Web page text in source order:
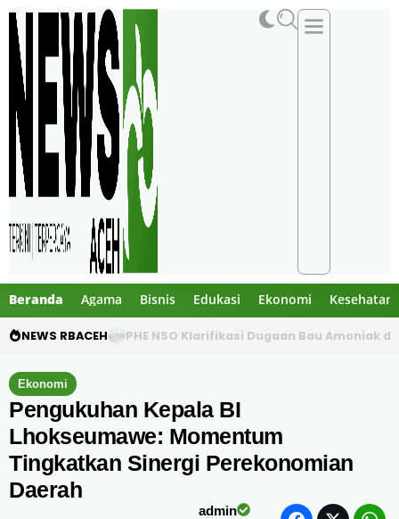
Beranda Agama Bisnis Edukasi Ekonomi Kesehatan
NEWS RBACEH PHE NSO Klarifikasi Dugaan Bau Amoniak
Ekonomi
Pengukuhan Kepala BI
Lhokseumawe: Momentum
Tingkatkan Sinergi Perekonomian
Daerah
admin